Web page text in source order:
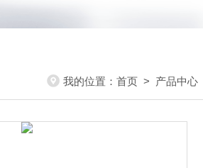
我的位置： 首页 > 产品中心